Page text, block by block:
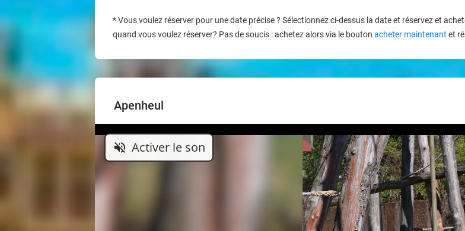
*Vous voulez réserver pour une date précise ? Sélectionnez ci-dessus la date et réservez et
quand vous voulez réserver? Pas de soucis : achetez alors via le bouton acheter maintenant et
Apenheul
volume_off Activer le son